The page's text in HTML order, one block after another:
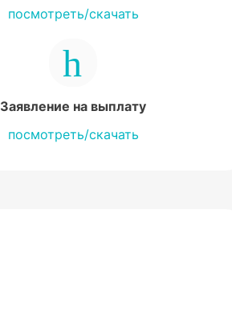
посмотреть/скачать
Заявление на выплату
посмотреть/скачать